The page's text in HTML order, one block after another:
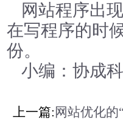
网站程序出
在写程序的时
份。
小编：协成
上一篇: 网站优化的